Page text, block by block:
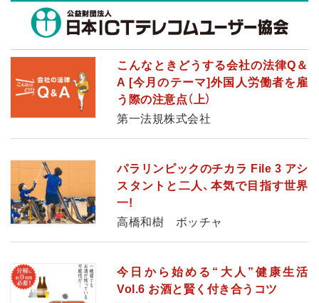
こんなときどうする会社の法律Q＆
A [今月のテーマ]外国人労働者を雇
う際の注意点（上）
第一法規株式会社
パラリンピックのチカラ File 3 アシ
スタントと二人、本気で目指す世界
一!
高橋和樹 ボッチャ
今日から始める“大人”健康生活
Vol.6 お酒と賢く付き合うコツ